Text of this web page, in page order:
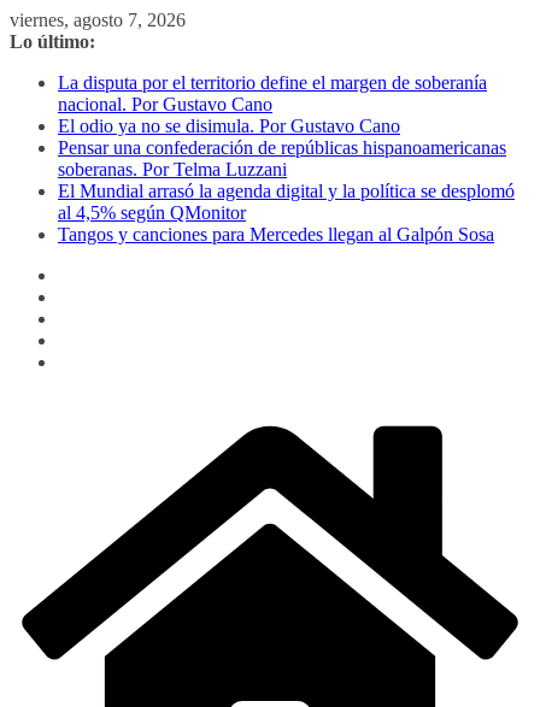
Saltar
al
viernes, agosto 7, 2026
Lo último:
La disputa por el territorio define el margen de soberanía
nacional. Por Gustavo Cano
El odio ya no se disimula. Por Gustavo Cano
Pensar una confederación de repúblicas hispanoamericanas
soberanas. Por Telma Luzzani
El Mundial arrasó la agenda digital y la política se desplomó
al 4,5% según QMonitor
Tangos y canciones para Mercedes llegan al Galpón Sosa